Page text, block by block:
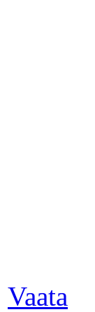
Vaata